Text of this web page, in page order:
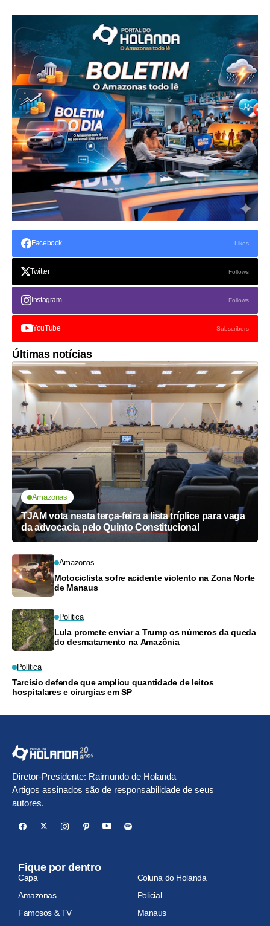
Facebook Likes
Twitter Follows
Instagram Follows
YouTube Subscribers
Últimas notícias
Amazonas
TJAM vota nesta terça-feira a lista tríplice para vaga
da advocacia pelo Quinto Constitucional
Amazonas
Motociclista sofre acidente violento na Zona Norte
de Manaus
Política
Lula promete enviar a Trump os números da queda
do desmatamento na Amazônia
Política
Tarcísio defende que ampliou quantidade de leitos
hospitalares e cirurgias em SP
Diretor-Presidente: Raimundo de Holanda
Artigos assinados são de responsabilidade de seus
autores.
Fique por dentro
Capa
Coluna do Holanda
Amazonas
Policial
Famosos & TV
Manaus